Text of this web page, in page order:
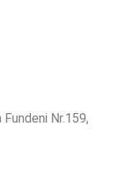
Nr.159,